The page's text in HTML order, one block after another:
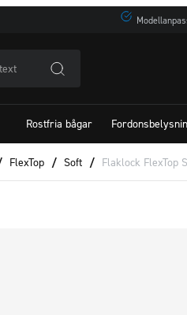
Rostfria bågar
FlexTop / Soft / Flaklock FlexTop